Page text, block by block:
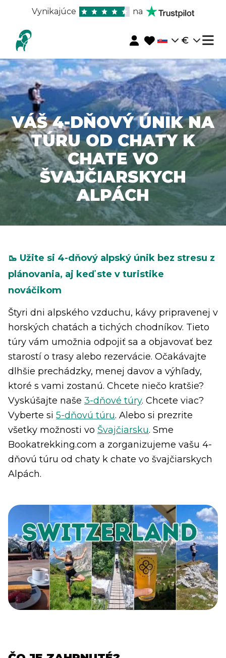
Vynikajúce na
€
VÁŠ 4-DŇOVÝ ÚNIK NA
TÚRU OD CHATY K
CHATE VO
ŠVAJČIARSKYCH
ALPÁCH
🥾 Užite si 4-dňový alpský únik bez stresu z
plánovania, aj keď ste v turistike
nováčikom
Štyri dni alpského vzduchu, kávy pripravenej v
horských chatách a tichých chodníkov. Tieto
túry vám umožnia odpojiť sa a objavovať bez
starostí o trasy alebo rezervácie. Očakávajte
dlhšie prechádzky, menej davov a výhľady,
ktoré s vami zostanú. Chcete niečo kratšie?
Vyskúšajte naše 3-dňové túry. Chcete viac?
Vyberte si 5-dňovú túru. Alebo si prezrite
všetky možnosti vo Švajčiarsku. Sme
Bookatrekking.com a zorganizujeme vašu 4-
dňovú túru od chaty k chate vo švajčiarskych
Alpách.